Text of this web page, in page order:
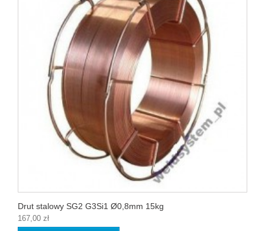
Drut stalowy SG2 G3Si1 Ø0,8mm 15kg
167,00 zł